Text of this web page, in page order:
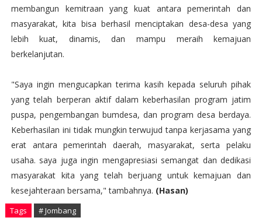
membangun kemitraan yang kuat antara pemerintah dan
masyarakat, kita bisa berhasil menciptakan desa-desa yang
lebih kuat, dinamis, dan mampu meraih kemajuan
berkelanjutan.
"Saya ingin mengucapkan terima kasih kepada seluruh pihak
yang telah berperan aktif dalam keberhasilan program jatim
puspa, pengembangan bumdesa, dan program desa berdaya.
Keberhasilan ini tidak mungkin terwujud tanpa kerjasama yang
erat antara pemerintah daerah, masyarakat, serta pelaku
usaha. saya juga ingin mengapresiasi semangat dan dedikasi
masyarakat kita yang telah berjuang untuk kemajuan dan
kesejahteraan bersama," tambahnya. (Hasan)
Tags # Jombang